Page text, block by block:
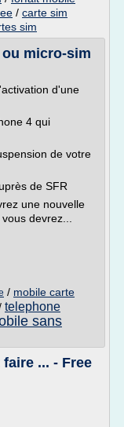
/ carte sim
sim
micro-sim
d'une
4 qui
de votre
de SFR
une nouvelle
devrez...
/ mobile carte
telephone
sans
... - Free